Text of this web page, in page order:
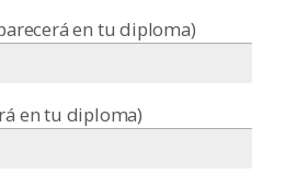
en tu diploma)
en tu diploma)